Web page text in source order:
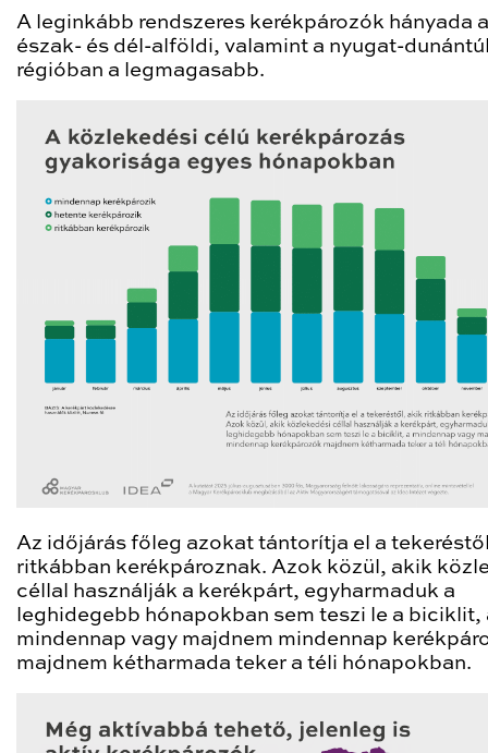
A leginkább rendszeres kerékpározók hányada
észak- és dél-alföldi, valamint a nyugat-
régióban a legmagasabb.
Az időjárás főleg azokat tántorítja el a
ritkábban kerékpároznak. Azok közül, akik
céllal használják a kerékpárt, egyharmaduk a
leghidegebb hónapokban sem teszi le a biciklit,
mindennap vagy majdnem mindennap
majdnem kétharmada teker a téli hónapokban.